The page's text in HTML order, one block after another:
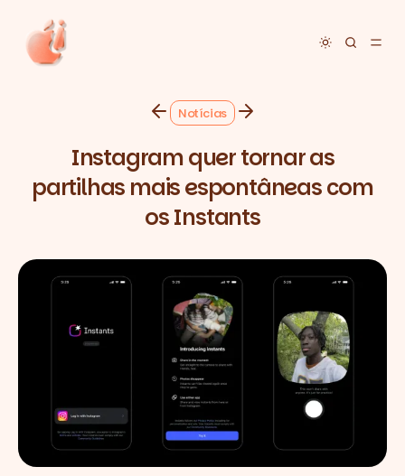
Toggle
Notícias
Instagram quer tornar as
partilhas mais espontâneas com
os Instants